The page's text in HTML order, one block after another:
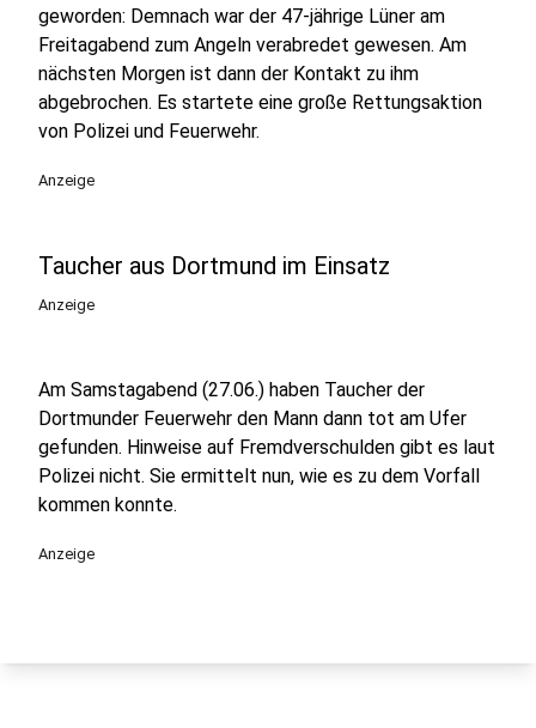
geworden: Demnach war der 47-jährige Lüner am
Freitagabend zum Angeln verabredet gewesen. Am
nächsten Morgen ist dann der Kontakt zu ihm
abgebrochen. Es startete eine große Rettungsaktion
von Polizei und Feuerwehr.
Anzeige
Taucher aus Dortmund im Einsatz
Anzeige
Am Samstagabend (27.06.) haben Taucher der
Dortmunder Feuerwehr den Mann dann tot am Ufer
gefunden. Hinweise auf Fremdverschulden gibt es laut
Polizei nicht. Sie ermittelt nun, wie es zu dem Vorfall
kommen konnte.
Anzeige